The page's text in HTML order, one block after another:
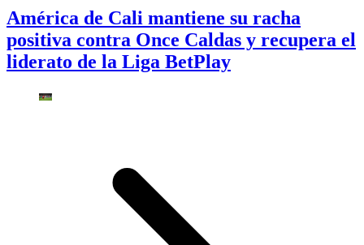
América de Cali mantiene su racha
positiva contra Once Caldas y recupera el
liderato de la Liga BetPlay